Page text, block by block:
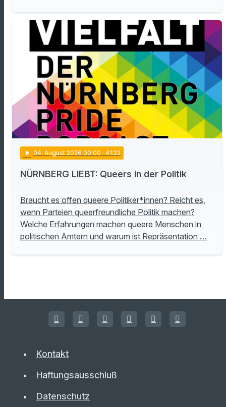
play_arrow 04. August 2026 00:00 · 41:22
NÜRNBERG LIEBT: Queers in der Politik
Braucht es offen queere Politiker*innen? Reicht es,
wenn Parteien queerfreundliche Politik machen?
Welche Erfahrungen machen queere Menschen in
politischen Ämtern und warum ist Repräsentation …
Kontakt
Haftungsausschluß
Datenschutz